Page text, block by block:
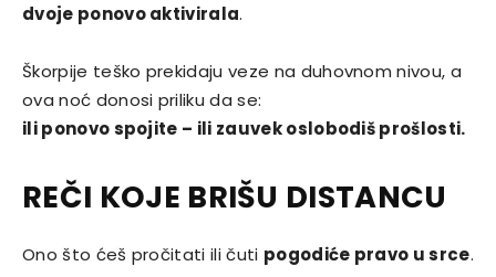
dvoje ponovo aktivirala.
Škorpije teško prekidaju veze na duhovnom nivou, a
ova noć donosi priliku da se:
ili ponovo spojite – ili zauvek oslobodiš prošlosti.
REČI KOJE BRIŠU DISTANCU
Ono što ćeš pročitati ili čuti pogodiće pravo u srce.